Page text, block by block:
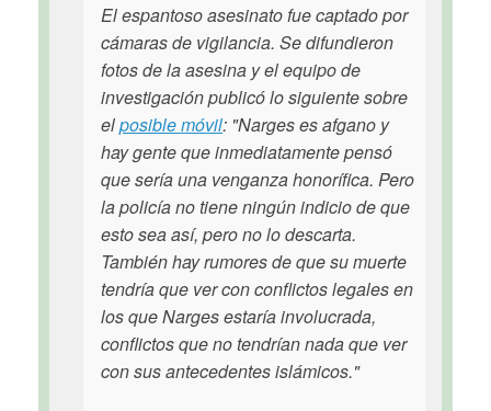
El espantoso asesinato fue captado por
cámaras de vigilancia. Se difundieron
fotos de la asesina y el equipo de
investigación publicó lo siguiente sobre
elposible móvil: "Narges es afgano y
hay gente que inmediatamente pensó
que sería una venganza honorífica. Pero
la policía no tiene ningún indicio de que
esto sea así, pero no lo descarta.
También hay rumores de que su muerte
tendría que ver con conflictos legales en
los que Narges estaría involucrada,
conflictos que no tendrían nada que ver
con sus antecedentes islámicos."